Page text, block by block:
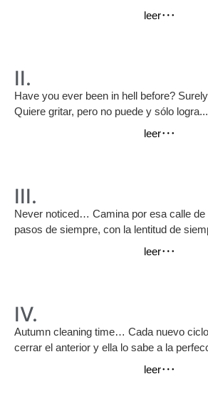
leer
II.
Have you ever been in hell before?
Quiere gritar, pero no puede y sólo logra...
leer
III.
Never noticed… Camina por esa calle de
pasos de siempre, con la lentitud de
leer
IV.
Autumn cleaning time… Cada nuevo
cerrar el anterior y ella lo sabe a la
leer